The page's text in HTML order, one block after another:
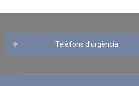
Telèfons d’urgència